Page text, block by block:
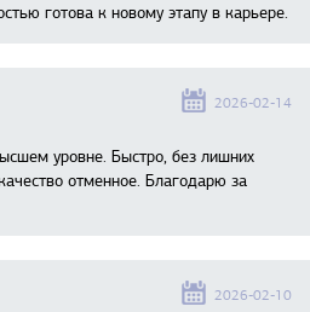
готова к новому этапу в карьере.
2026-02-14
уровне. Быстро, без лишних
отменное. Благодарю за
2026-02-10